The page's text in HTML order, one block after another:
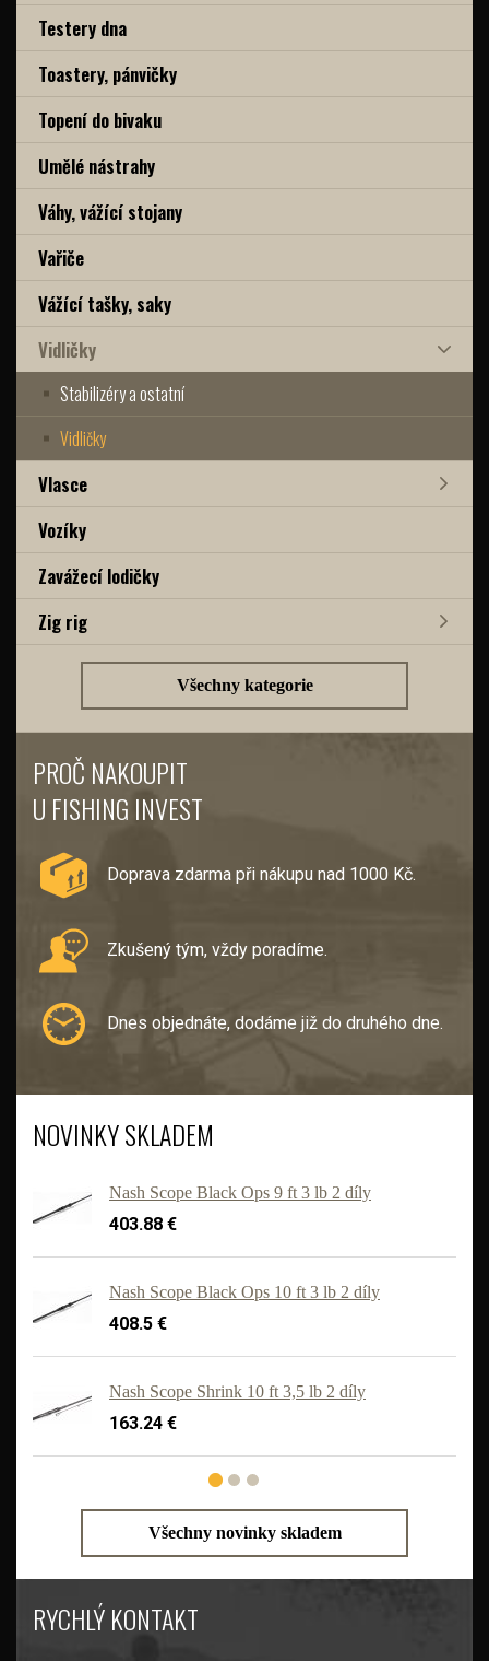
Testery dna
Toastery, pánvičky
Topení do bivaku
Umělé nástrahy
Váhy, vážící stojany
Vařiče
Vážící tašky, saky
Vidličky
Stabilizéry a ostatní
Vidličky
Vlasce
Vozíky
Zavážecí lodičky
Zig rig
Všechny kategorie
PROČ NAKOUPIT
U FISHING INVEST
Doprava zdarma při nákupu nad 1000 Kč.
Zkušený tým, vždy poradíme.
Dnes objednáte, dodáme již do druhého dne.
NOVINKY SKLADEM
Nash Scope Black Ops 9 ft 3 lb 2 díly
403.88 €
Nash Scope Black Ops 10 ft 3 lb 2 díly
408.5 €
Nash Scope Shrink 10 ft 3,5 lb 2 díly
163.24 €
Všechny novinky skladem
RYCHLÝ KONTAKT